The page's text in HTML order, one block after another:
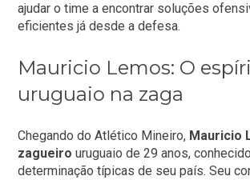
ajudar o time a encontrar soluções
eficientes já desde a defesa.
Mauricio Lemos: O
uruguaio na zaga
Chegando do Atlético Mineiro, Mauricio
zagueiro uruguaio de 29 anos,
determinação típicas de seu país. Seu